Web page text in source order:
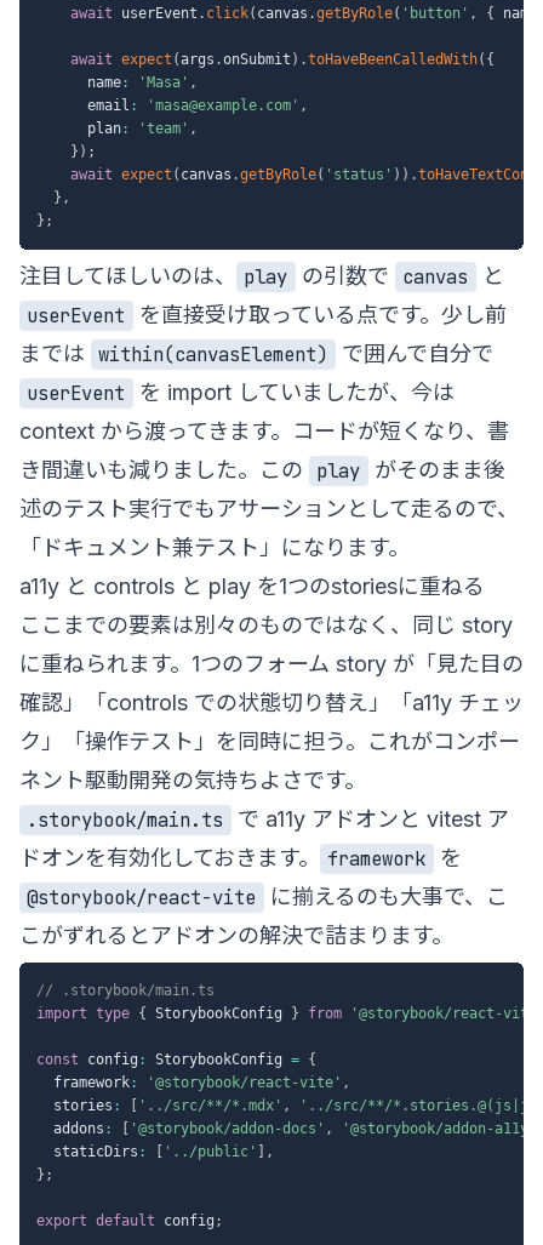
await userEvent . click( canvas .getByRole( 'button' , { name
await expect (args .onSubmit ) .toHaveBeenCalledWith( {
      name
: 'Masa' ,
      email
: 'masa@example.com' ,
      plan
: 'team' ,
} ) ;
await expect ( canvas .getByRole( 'status' ) ) .
} ,
} ;
注目してほしいのは、 play の引数で canvas
と
userEvent
を直接受け取っている点です。少し前
までは within(canvasElement)
で囲んで自分で
userEvent
を import していましたが、今は
context から渡ってきます。コードが短くなり、書
き間違いも減りました。この
play
がそのまま後
述のテスト実行でもアサーションとして走るので、
「ドキュメント兼テスト」になります。
a11y と controls と play を1つのstoriesに重ねる
ここまでの要素は別々のものではなく、同じ story
に重ねられます。1つのフォーム story が「見た目の
確認」「controls での状態切り替え」「a11y チェッ
ク」「操作テスト」を同時に担う。これがコンポー
ネント駆動開発の気持ちよさです。
.storybook/main.ts
で a11y アドオンと vitest ア
ドオンを有効化しておきます。
framework
を
@storybook/react-vite
に揃えるのも大事で、こ
こがずれるとアドオンの解決で詰まります。
// .storybook/main.ts
import type { StorybookConfig } from '@storybook/react-
const config : StorybookConfig = {
  framework
: '@storybook/react-vite' ,
  stories
: '../src/**/*.mdx' ,
'../src/**/
  addons
: '@storybook/addon-docs' , '@storybook/addon-a11y'
  staticDirs
: '../public'
,
} ;
export default config ;